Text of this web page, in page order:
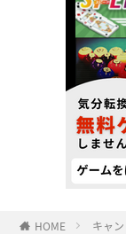
HOME キャ